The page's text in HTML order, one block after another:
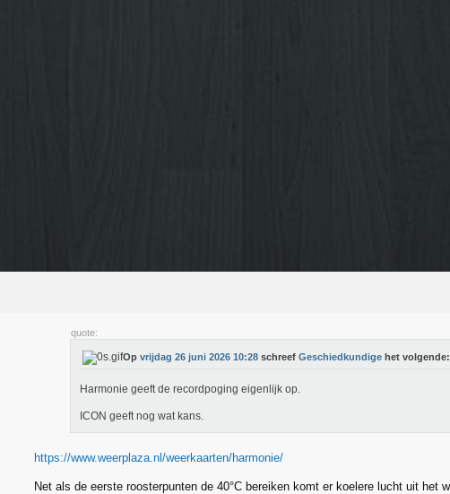
quote:
Op vrijdag 26 juni 2026 10:28 schreef Geschiedkundige het volgende:
Harmonie geeft de recordpoging eigenlijk op.
ICON geeft nog wat kans.
https://www.weerplaza.nl/weerkaarten/harmonie/
Net als de eerste roosterpunten de 40°C bereiken komt er koelere lucht uit het